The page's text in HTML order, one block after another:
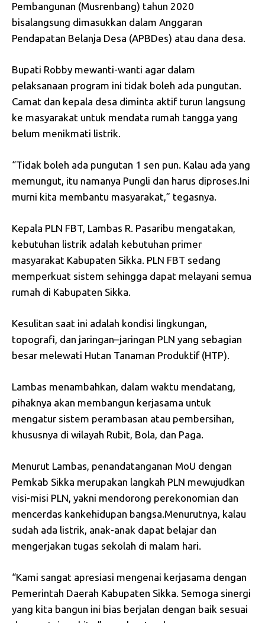
Pembangunan (Musrenbang) tahun 2020
bisalangsung dimasukkan dalam Anggaran
Pendapatan Belanja Desa (APBDes) atau dana desa.
Bupati Robby mewanti-wanti agar dalam
pelaksanaan program ini tidak boleh ada pungutan.
Camat dan kepala desa diminta aktif turun langsung
ke masyarakat untuk mendata rumah tangga yang
belum menikmati listrik.
“Tidak boleh ada pungutan 1 sen pun. Kalau ada yang
memungut, itu namanya Pungli dan harus diproses.Ini
murni kita membantu masyarakat,” tegasnya.
Kepala PLN FBT, Lambas R. Pasaribu mengatakan,
kebutuhan listrik adalah kebutuhan primer
masyarakat Kabupaten Sikka. PLN FBT sedang
memperkuat sistem sehingga dapat melayani semua
rumah di Kabupaten Sikka.
Kesulitan saat ini adalah kondisi lingkungan,
topografi, dan jaringan–jaringan PLN yang sebagian
besar melewati Hutan Tanaman Produktif (HTP).
Lambas menambahkan, dalam waktu mendatang,
pihaknya akan membangun kerjasama untuk
mengatur sistem perambasan atau pembersihan,
khususnya di wilayah Rubit, Bola, dan Paga.
Menurut Lambas, penandatanganan MoU dengan
Pemkab Sikka merupakan langkah PLN mewujudkan
visi-misi PLN, yakni mendorong perekonomian dan
mencerdas kankehidupan bangsa.Menurutnya, kalau
sudah ada listrik, anak-anak dapat belajar dan
mengerjakan tugas sekolah di malam hari.
“Kami sangat apresiasi mengenai kerjasama dengan
Pemerintah Daerah Kabupaten Sikka. Semoga sinergi
yang kita bangun ini bias berjalan dengan baik sesuai